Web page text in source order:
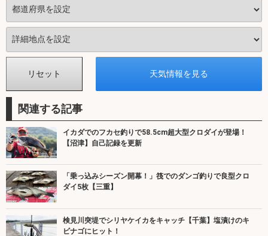
関連する記事
イカダでのフカセ釣りで58.5cm超大型クロダイが登場！
【沼津】自己記録を更新
「乗っ込みシーズン開幕！」筏でのダンゴ釣りで良型クロ
ダイ5枚【三重】
検見川突堤でシリヤケイカをキャッチ【千葉】塩漬けのキ
ビナゴにヒット！